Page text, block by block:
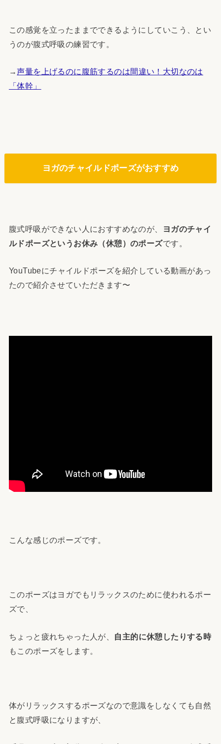
この感覚を立ったままでできるようにしていこう、とい
うのが腹式呼吸の練習です。
→声量を上げるのに腹筋するのは間違い！大切なのは
「体幹」
ヨガのチャイルドポーズがおすすめ
腹式呼吸ができない人におすすめなのが、
ヨガのチャイ
ルドポーズというお休み（休憩）のポーズです。
YouTubeにチャイルドポーズを紹介している動画があっ
たので紹介させていただきます〜
こんな感じのポーズです。
このポーズはヨガでもリラックスのために使われるポー
ズで、
ちょっと疲れちゃった人が、 自主的に休憩したりする時
もこのポーズをします。
体がリラックスするポーズなので意識をしなくても自然
と腹式呼吸になりますが、